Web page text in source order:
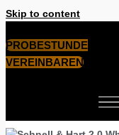
Skip to content
PROBESTUNDE
VEREINBAREN